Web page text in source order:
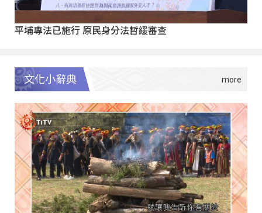
平埔專法已施行 原民身分法暫緩審查
文化小辭典